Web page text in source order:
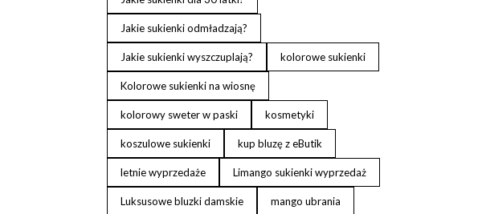
Jakie sukienki odmładzają?
Jakie sukienki wyszczuplają? kolorowe sukienki
Kolorowe sukienki na wiosnę
kolorowy sweter w paski kosmetyki
koszulowe sukienki kup bluzę z eButik
letnie wyprzedaże Limango sukienki wyprzedaż
Luksusowe bluzki damskie mango ubrania